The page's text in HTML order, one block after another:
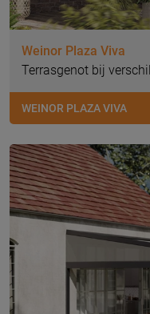
Weinor Plaza Viva
Terrasgenot bij
WEINOR PLAZA VIVA